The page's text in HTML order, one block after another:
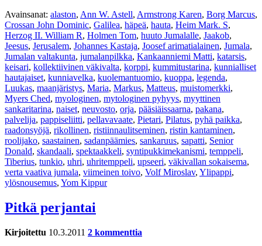
Avainsanat: alaston, Ann W. Astell, Armstrong Karen, Borg Marcus,
Crossan John Dominic, Galilea, häpeä, hauta, Heim Mark. S,
Herzog II. William R, Holmen Tom, huuto Jumalalle, Jaakob,
Jeesus, Jerusalem, Johannes Kastaja, Joosef arimatialainen, Jumala,
Jumalan valtakunta, jumalanpilkka, Kankaanniemi Matti, katarsis,
keisari, kollektiivinen väkivalta, korppi, kummitustarina, kunnialliset
hautajaiset, kunniavelka, kuolemantuomio, kuoppa, legenda,
Luukas, maanjäristys, Maria, Markus, Matteus, muistomerkki,
Myers Ched, myologinen, mytologinen pyhyys, myyttinen
sankaritarina, naiset, neuvosto, orja, pääsiäissaarna, pakana,
palvelija, pappiseliitti, pellavavaate, Pietari, Pilatus, pyhä paikka,
raadonsyöjä, rikollinen, ristiinnaulitseminen, ristin kantaminen,
roolijako, saastainen, sadanpäämies, sankaruus, sapatti, Senior
Donald, skandaali, spektaakkeli, syntipukkimekanismi, temppeli,
Tiberius, tunkio, uhri, uhritemppeli, upseeri, väkivallan sokaisema,
verta vaativa jumala, viimeinen toivo, Volf Miroslav, Ylipappi,
ylösnousemus, Yom Kippur
Pitkä perjantai
Kirjoitettu 10.3.2011 2 kommenttia